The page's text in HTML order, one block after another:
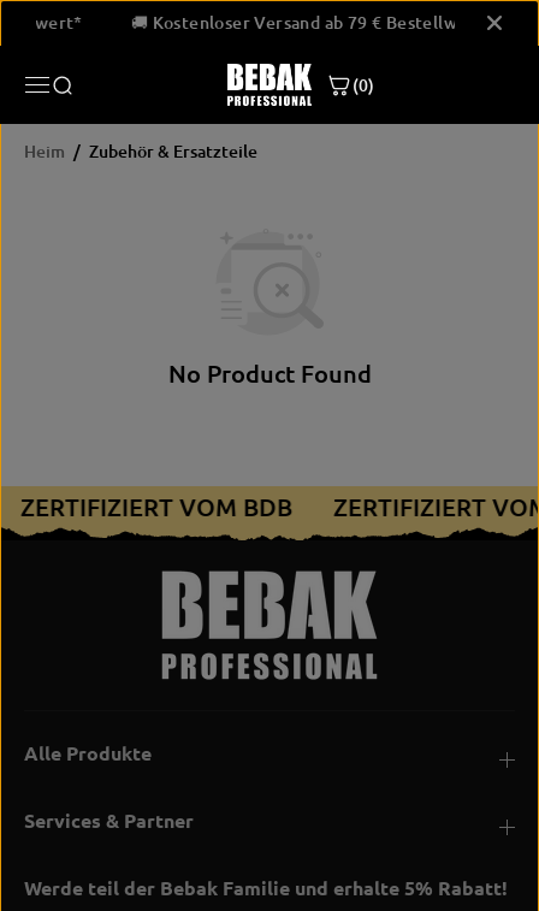
ÜBERSPRINGE
N SIE ZU 🚚 Kostenloser Versand ab 79 € Bestellwert*
(0)
Heim Zubehör & Ersatzteile
No Product Found
ZERTIFIZIERT VOM BDB ZERTIFIZIERT
Alle Produkte
Services & Partner
Werde teil der Bebak Familie und erhalte 5% Rabatt!